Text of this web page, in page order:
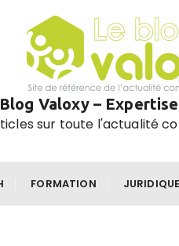
Blog Valoxy –
sur toute l'actualité
FORMATION JURIDIQUE